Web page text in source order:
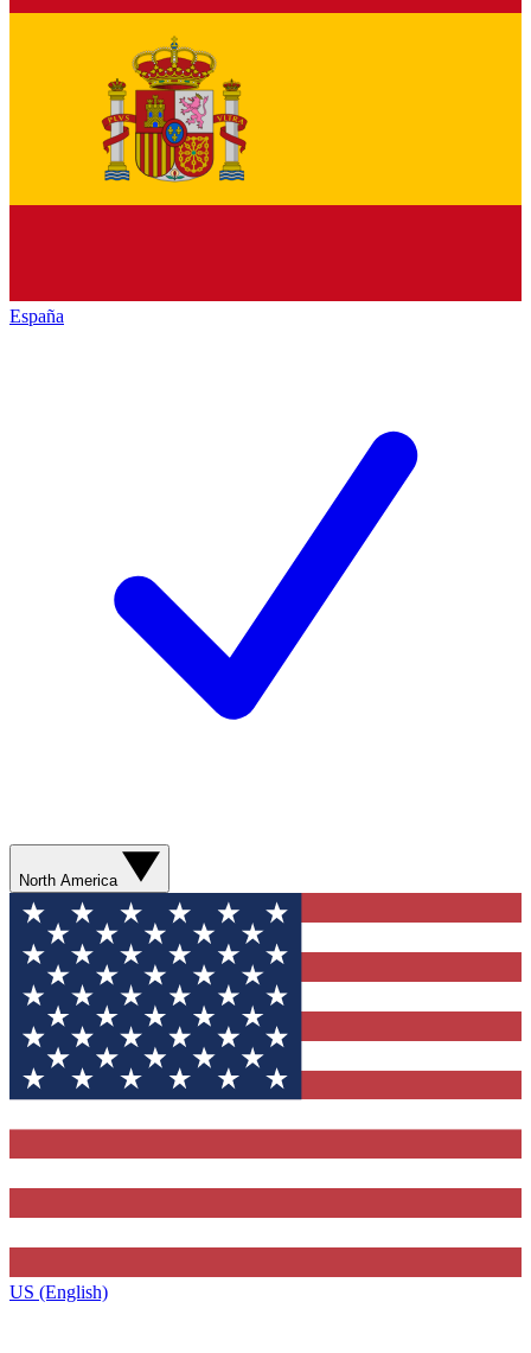
España
North America
US (English)